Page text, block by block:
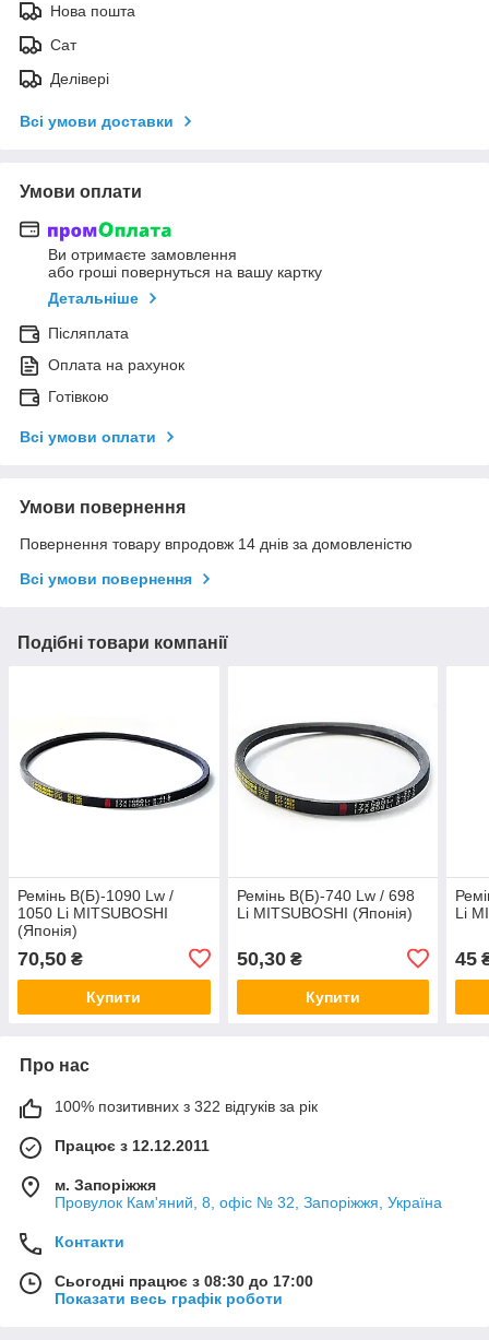
Нова пошта
Сат
Делівері
Всі умови доставки
Умови оплати
Ви отримаєте замовлення
або гроші повернуться на вашу картку
Детальніше
Післяплата
Оплата на рахунок
Готівкою
Всі умови оплати
Умови повернення
Повернення товару впродовж 14 днів за домовленістю
Всі умови повернення
Подібні товари компанії
Ремінь В(Б)-1090 Lw /
1050 Li MITSUBOSHI
(Японія)
70,50 ₴
Купити
Ремінь В(Б)-740 Lw / 698
Li MITSUBOSHI (Японія)
50,30₴
Купити
Li
45
Про нас
100% позитивних з 322 відгуків за рік
Працює з 12.12.2011
м. Запоріжжя
Провулок Кам'яний, 8, офіс № 32, Запоріжжя, Україна
Контакти
Сьогодні працює з 08:30 до 17:00
Показати весь графік роботи